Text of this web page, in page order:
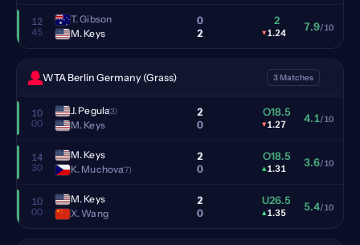
12
45
T. Gibson
M. Keys
0
2
2
▾1.24 7.9/10
WTA Berlin Germany (Grass) 3 Matches
10
00
J. Pegula(3)
M. Keys
2
0
O18.5
▾1.27 4.1/10
14
30
M. Keys
K. Muchova(7)
2
0
O18.5
▴1.31 3.6/10
10
00
M. Keys
X. Wang
2
0
U26.5
▴1.35 5.4/10